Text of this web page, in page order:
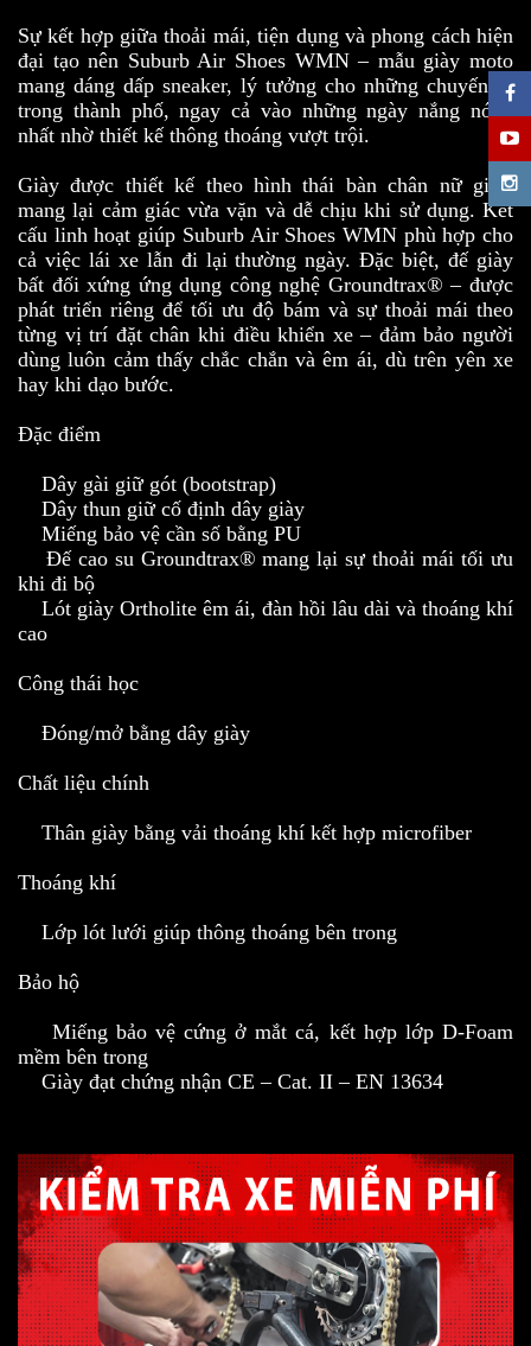
Sự kết hợp giữa thoải mái, tiện dụng và phong cách hiện
đại tạo nên Suburb Air Shoes WMN – mẫu giày moto
mang dáng dấp sneaker, lý tưởng cho những chuyến đi
trong thành phố, ngay cả vào những ngày nắng nóng
nhất nhờ thiết kế thông thoáng vượt trội.
Giày được thiết kế theo hình thái bàn chân nữ giới,
mang lại cảm giác vừa vặn và dễ chịu khi sử dụng. Kết
cấu linh hoạt giúp Suburb Air Shoes WMN phù hợp cho
cả việc lái xe lẫn đi lại thường ngày. Đặc biệt, đế giày
bất đối xứng ứng dụng công nghệ Groundtrax® – được
phát triển riêng để tối ưu độ bám và sự thoải mái theo
từng vị trí đặt chân khi điều khiển xe – đảm bảo người
dùng luôn cảm thấy chắc chắn và êm ái, dù trên yên xe
hay khi dạo bước.
Đặc điểm
Dây gài giữ gót (bootstrap)
Dây thun giữ cố định dây giày
Miếng bảo vệ cần số bằng PU
Đế cao su Groundtrax® mang lại sự thoải mái tối ưu
khi đi bộ
Lót giày Ortholite êm ái, đàn hồi lâu dài và thoáng khí
cao
Công thái học
Đóng/mở bằng dây giày
Chất liệu chính
Thân giày bằng vải thoáng khí kết hợp microfiber
Thoáng khí
Lớp lót lưới giúp thông thoáng bên trong
Bảo hộ
Miếng bảo vệ cứng ở mắt cá, kết hợp lớp D-Foam
mềm bên trong
Giày đạt chứng nhận CE – Cat. II – EN 13634